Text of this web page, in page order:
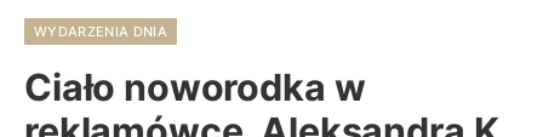
WYDARZENIA DNIA
Ciało noworodka w